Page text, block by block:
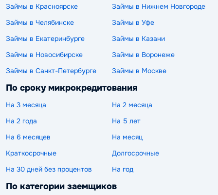
Займы в Красноярске
Займы в Нижнем Новгороде
Займы в Челябинске
Займы в Уфе
Займы в Екатеринбурге
Займы в Казани
Займы в Новосибирске
Займы в Воронеже
Займы в Санкт-Петербурге
Займы в Москве
По сроку микрокредитования
На 3 месяца
На 2 месяца
На 2 года
На 5 лет
На 6 месяцев
На месяц
Краткосрочные
Долгосрочные
На 30 дней без процентов
На год
По категории заемщиков